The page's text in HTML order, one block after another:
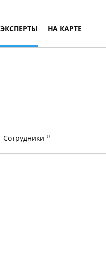
ЭКСПЕРТЫ НА КАРТЕ
Сотрудники 0